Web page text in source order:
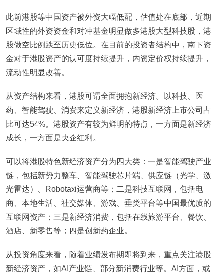
此前港股等中国资产被外资大幅低配，估值处在底部，近期
区域性的外资资金和对冲基金明显做多港股大型科技股，港
股做空比例跌至历史低位。在目前的投资者结构中，南下资
金对于港股资产的认可度持续提升，内资定价权持续提升，
流动性明显改善。
从资产结构来看，港股可谓全面拥抱新经济。以科技、医
药、智能驾驶、消费来定义新经济，港股新经济上市公司占
比可达54%。港股资产有较为鲜明的特点，一方面是新经济
成长，一方面是央企红利。
可以将港股特色新经济资产分为四大类：一是智能驾驶产业
链，包括新势力整车、智能驾驶芯片端、供应链（光学、激
光雷达）、Robotaxi运营商等；二是科技互联网，包括电
商、本地生活、社交媒体、游戏、垂类平台等中国最优质的
互联网资产；三是新经济消费，包括在线旅游平台、餐饮、
酒店、新零售等；四是创新药企业。
从投资角度来看，随着业绩发布期即将到来，重点关注港股
新经济资产，如AI产业链、部分新消费行业等。AI方面，或